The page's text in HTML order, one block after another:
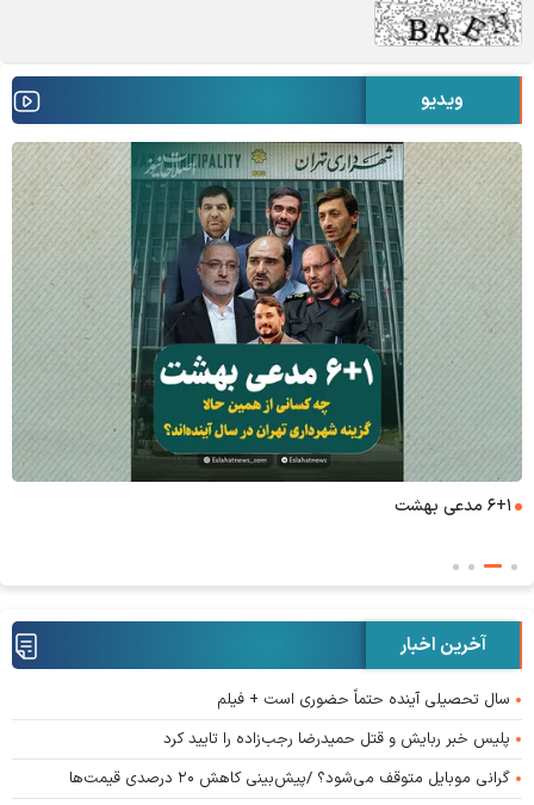
ویدیو
۶+۱ مدعی بهشت
آخرین اخبار
سال تحصیلی آینده حتماً حضوری است + فیلم
پلیس خبر ربایش و قتل حمیدرضا رجب‌زاده را تایید کرد
گرانی موبایل متوقف می‌شود؟ /پیش‌بینی کاهش ۲۰ درصدی قیمت‌ها